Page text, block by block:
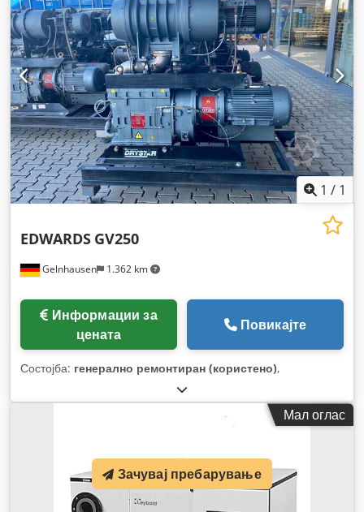
1 / 1
Gelnhausen 1.362 km
EDWARDS GV250
цената
Повикајте
Состојба: генерално ремонтиран (користено),
Мал оглас
Зачувај пребарување